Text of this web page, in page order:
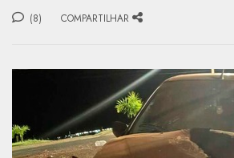
(8) COMPARTILHAR